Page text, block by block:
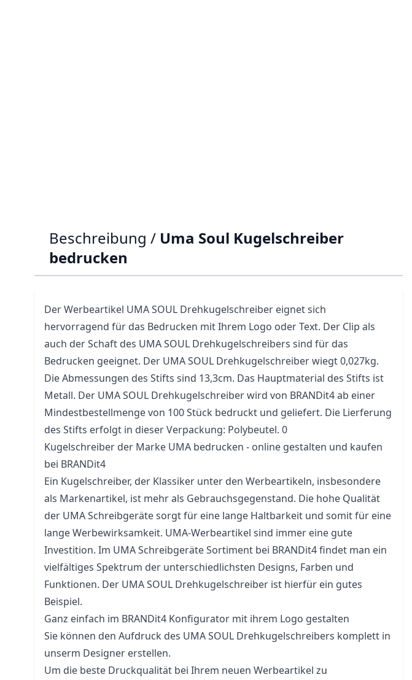
Beschreibung / Uma Soul Kugelschreiber
bedrucken
Der Werbeartikel UMASOUL Drehkugelschreiber eignet sich
hervorragend für das Bedrucken mit Ihrem Logo oder Text. Der Clip als
auch der Schaft des UMA SOUL Drehkugelschreibers sind für das
Bedrucken geeignet. Der UMA SOUL Drehkugelschreiber wiegt 0,027kg.
Die Abmessungen des Stifts sind 13,3cm. Das Hauptmaterial des Stifts ist
Metall. Der UMA SOUL Drehkugelschreiber wird von BRANDit4 ab einer
Mindestbestellmenge von 100 Stück bedruckt und geliefert. Die Lierferung
des Stifts erfolgt in dieser Verpackung: Polybeutel. 0
Kugelschreiber der Marke UMA bedrucken - online gestalten und kaufen
bei BRANDit4
Ein Kugelschreiber, der Klassiker unter den Werbeartikeln, insbesondere
als Markenartikel, ist mehr als Gebrauchsgegenstand. Die hohe Qualität
der UMA Schreibgeräte sorgt für eine lange Haltbarkeit und somit für eine
lange Werbewirksamkeit. UMA-Werbeartikel sind immer eine gute
Investition. Im UMA Schreibgeräte Sortiment bei BRANDit4 findet man ein
vielfältiges Spektrum der unterschiedlichsten Designs, Farben und
Funktionen. Der UMA SOUL Drehkugelschreiber ist hierfür ein gutes
Beispiel.
Ganz einfach im BRANDit4 Konfigurator mit ihrem Logo gestalten
Sie können den Aufdruck des UMA SOUL Drehkugelschreibers komplett in
unserm Designer erstellen.
Um die beste Druckqualität bei Ihrem neuen Werbeartikel zu